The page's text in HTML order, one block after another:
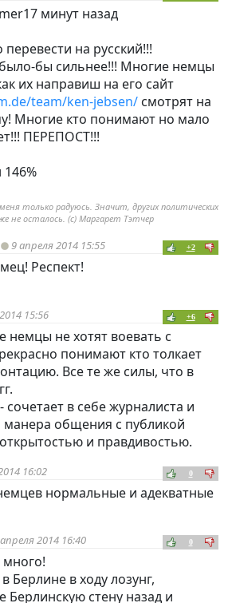
минут назад
перевести на русский!!!
бы сильнее!!! Многие немцы
их направиш на его сайт
team/ken-jebsen/ смотрят на
Многие кто понимают но мало
ПЕРЕПОСТ!!!
только радуюсь. Значит, других политических
не осталось. (с) Маргарет Тэтчер
9 апреля 2014 15:55 +2
Респект!
15:56 +6
не хотят воевать с
понимают кто толкает
Все те же силы, что в
сочетает в себе журналиста и
манера общения с публикой
и правдивостью.
16:02 0
нормальные и адекватные
2014 16:40 0
Берлине в ходу лозунг,
Берлинскую стену назад и